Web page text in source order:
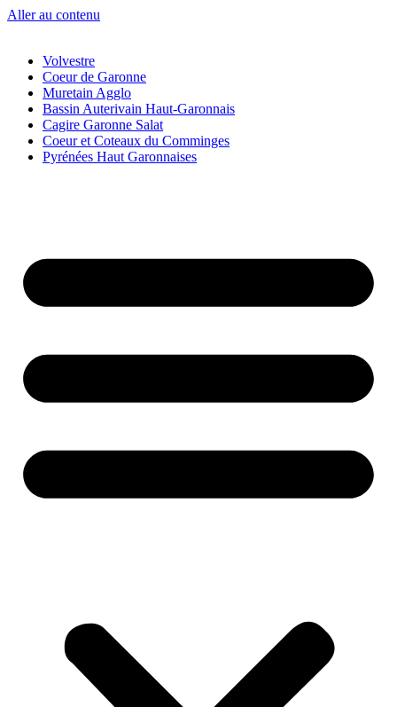
Aller au contenu
Volvestre
Coeur de Garonne
Muretain Agglo
Bassin Auterivain Haut-Garonnais
Cagire Garonne Salat
Coeur et Coteaux du Comminges
Pyrénées Haut Garonnaises